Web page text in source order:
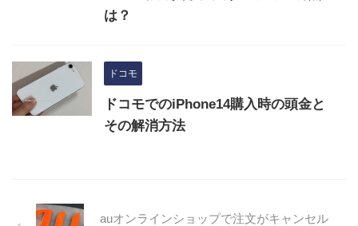
は？
ドコモ
ドコモでのiPhone14購入時の頭金と
その解消方法
auオンラインショップで注文がキャンセル